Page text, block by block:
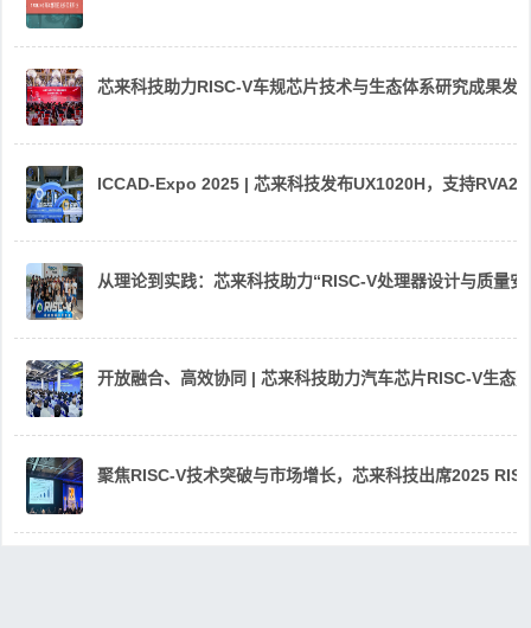
芯来科技助力RISC-V车规芯片技术与生态体系研究成果发
ICCAD-Expo 2025 | 芯来科技发布UX1020H，支持
从理论到实践：芯来科技助力“RISC-V处理器设计与质量
开放融合、高效协同 | 芯来科技助力汽车芯片RISC-V生态
聚焦RISC-V技术突破与市场增长，芯来科技出席2025